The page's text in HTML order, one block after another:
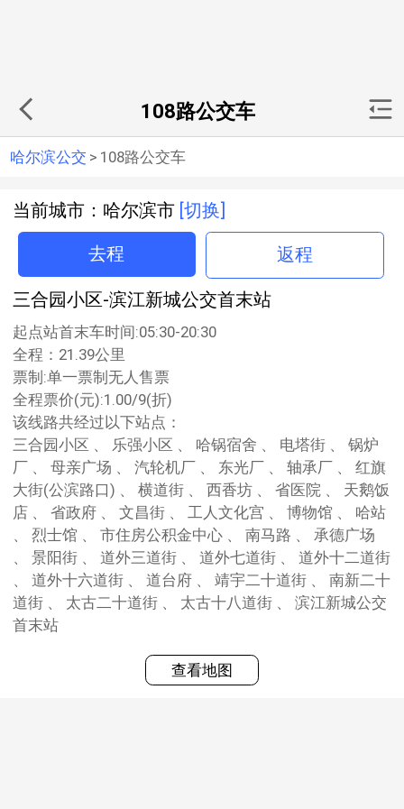
108路公交车
哈尔滨公交 > 108路公交车
当前城市：哈尔滨市 [切换]
去程 返程
三合园小区-滨江新城公交首末站
起点站首末车时间:05:30-20:30
全程：21.39公里
票制:单一票制无人售票
全程票价(元):1.00/9(折)
该线路共经过以下站点：
三合园小区 、 乐强小区 、 哈锅宿舍 、 电塔街 、 锅炉
厂 、 母亲广场 、 汽轮机厂 、 东光厂 、 轴承厂 、 红旗
大街(公滨路口) 、 横道街 、 西香坊 、 省医院 、 天鹅饭
店 、 省政府 、 文昌街 、 工人文化宫 、 博物馆 、 哈站
、 烈士馆 、 市住房公积金中心 、 南马路 、 承德广场
、 景阳街 、 道外三道街 、 道外七道街 、 道外十二道街
、 道外十六道街 、 道台府 、 靖宇二十道街 、 南新二十
道街 、 太古二十道街 、 太古十八道街 、 滨江新城公交
首末站
查看地图